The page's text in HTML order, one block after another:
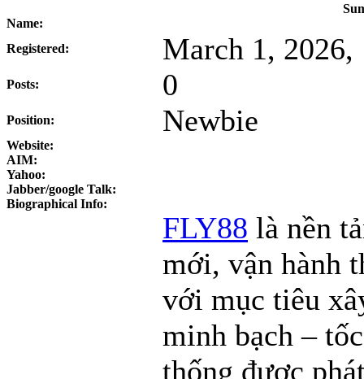
Name:
Registered:
March 1, 2026,
Posts: 0
Position: Newbie
Website:
AIM:
Yahoo:
Jabber/google Talk:
Biographical Info:
FLY88 là nền
mới, vận hành
với mục tiêu
minh bạch –
thống được